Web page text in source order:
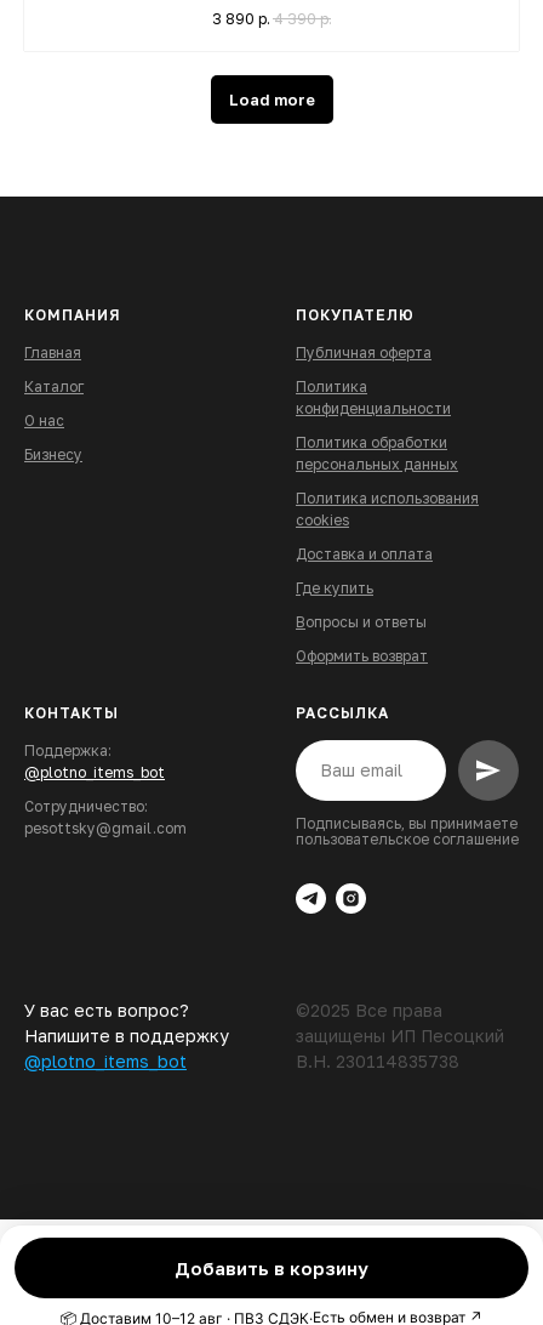
Добавить в корзину
📦 Доставим 10–12 авг · ПВЗ СДЭК·Есть обмен и возврат ↗
3 890 р. 4 390 р.
Load more
КОМПАНИЯ
Главная
Каталог
О нас
Бизнесу
ПОКУПАТЕЛЮ
Публичная оферта
Политика
конфиденциальности
Политика обработки
персональных данных
Политика использования
cookies
Доставка и оплата
Где купить
Вопросы и ответы
Оформить возврат
КОНТАКТЫ
Поддержка:
@plotno_items_bot
Сотрудничество:
pesottsky@gmail.com
РАССЫЛКА
Подписываясь, вы принимаете
пользовательское соглашение
У вас есть вопрос?
Напишите в поддержку
@plotno_items_bot
©2025 Все права
защищены ИП Песоцкий
В.Н. 230114835738